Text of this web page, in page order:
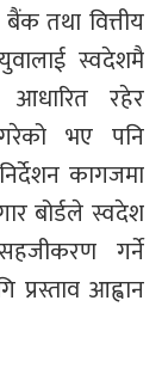
तथा वित्तीय
स्वदेशमै
आधारित रहेर
भए पनि
कागजमा
बोर्डले स्वदेश
गर्ने
प्रस्ताव आह्वान